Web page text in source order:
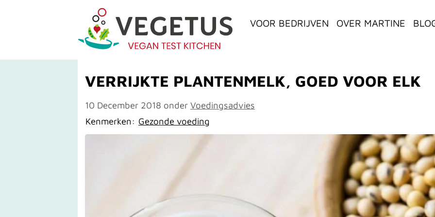
VOOR BEDRIJVEN OVER MARTINE
VERRIJKTE PLANTENMELK, GOED VOOR ELK
10 December 2018 onder Voedingsadvies
Kenmerken: Gezonde voeding